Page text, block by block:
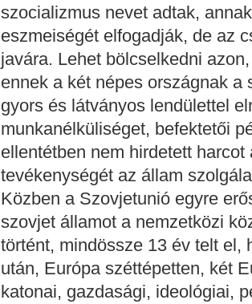
szocializmus nevet adtak,
eszmeiségét elfogadják, de az
javára. Lehet bölcselkedni
ennek a két népes országnak
gyors és látványos lendülettel
munkanélküliséget, befektetői
ellentétben nem hirdetett
tevékenységét az állam
Közben a Szovjetunió egyre
szovjet államot a nemzetközi
történt, mindössze 13 év telt el,
után, Európa széttépetten, két
katonai, gazdasági, ideológiai,